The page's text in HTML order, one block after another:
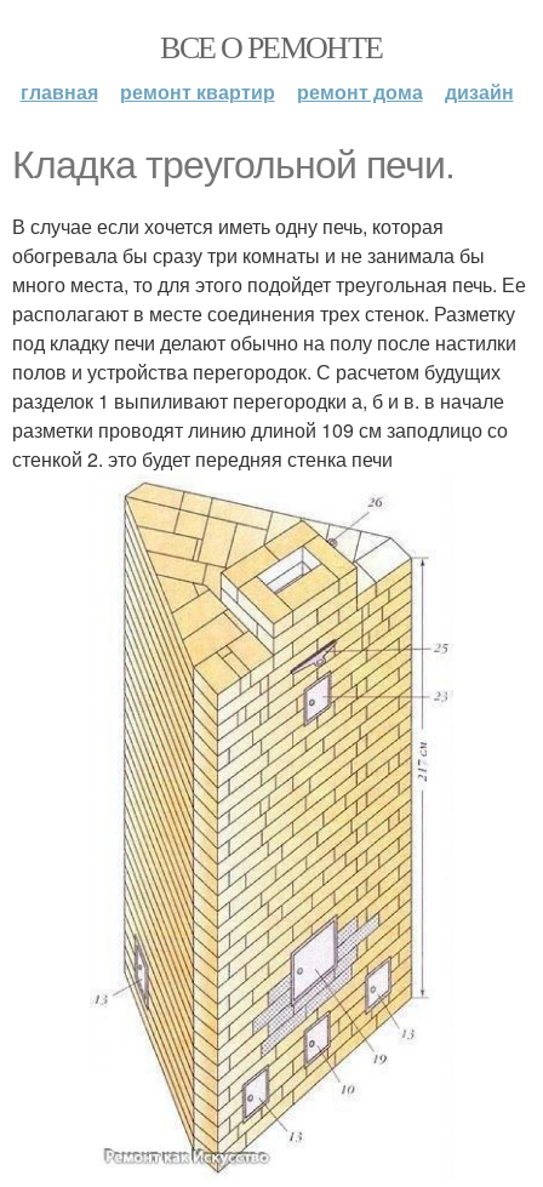
ВСЕ О РЕМОНТЕ
главная ремонт квартир ремонт дома дизайн
Кладка треугольной печи.
В случае если хочется иметь одну печь, которая
обогревала бы сразу три комнаты и не занимала бы
много места, то для этого подойдет треугольная печь. Ее
располагают в месте соединения трех стенок. Разметку
под кладку печи делают обычно на полу после настилки
полов и устройства перегородок. С расчетом будущих
разделок 1 выпиливают перегородки а, б и в. в начале
разметки проводят линию длиной 109 см заподлицо со
стенкой 2. это будет передняя стенка печи